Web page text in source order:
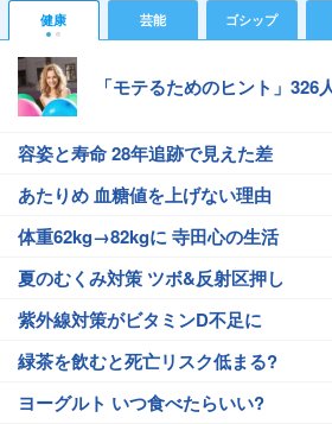
健康 芸能 ゴシップ
「モテるためのヒント」326
容姿と寿命 28年追跡で見えた差
あたりめ 血糖値を上げない理由
体重62kg→82kgに 寺田心の生活
夏のむくみ対策 ツボ&反射区押し
紫外線対策がビタミンD不足に
緑茶を飲むと死亡リスク低まる?
ヨーグルト いつ食べたらいい?